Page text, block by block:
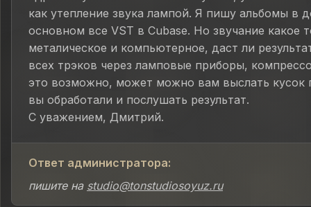
как утепление звука лампой. Я пишу альбомы в
основном все VST в Cubase. Но звучание какое
металическое и компьютерное, даст ли
всех трэков через ламповые приборы,
это возможно, может можно вам выслать кусок
вы обработали и послушать результат.
С уважением, Дмитрий.
Ответ администратора:
пишите на studio@tonstudiosoyuz.ru